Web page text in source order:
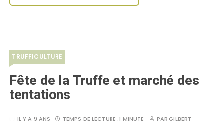
TRUFFICULTURE
Fête de la Truffe et marché des
tentations
IL Y A 9 ANS TEMPS DE LECTURE :1 MINUTE PARGILBERT